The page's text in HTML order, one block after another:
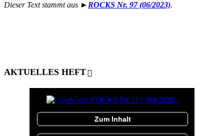
Dieser Text stammt aus ► ROCKS Nr. 97 (06/2023).
AKTUELLES HEFT
Zum Inhalt